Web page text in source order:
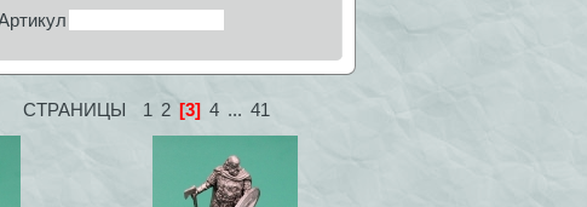
СТРАНИЦЫ 1 2 [3] 4 ... 41